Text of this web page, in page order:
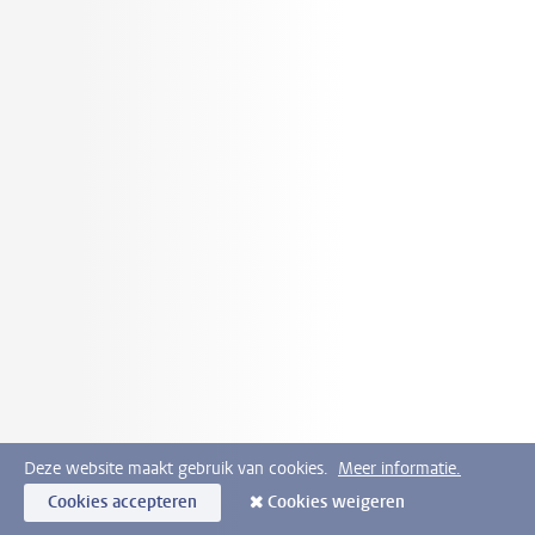
Deze website maakt gebruik van cookies. Meer informatie.
Cookies accepteren
Cookies weigeren